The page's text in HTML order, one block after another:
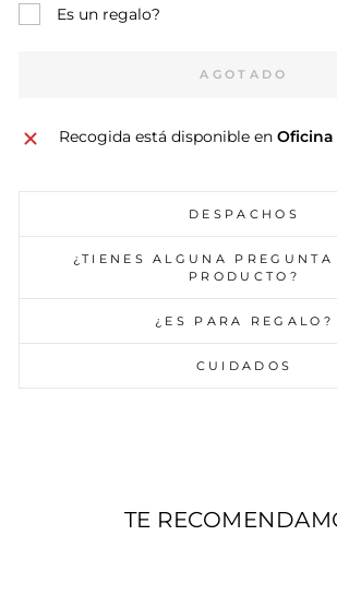
Es un regalo?
AGOTADO
Recogida está disponible en Oficina
DESPACHOS
¿TIENES ALGUNA PREGUNTA
PRODUCTO?
¿ES PARA REGALO?
CUIDADOS
TE